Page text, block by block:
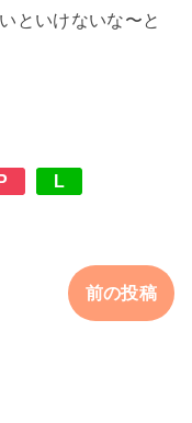
といけないな〜と
P L
前の投稿